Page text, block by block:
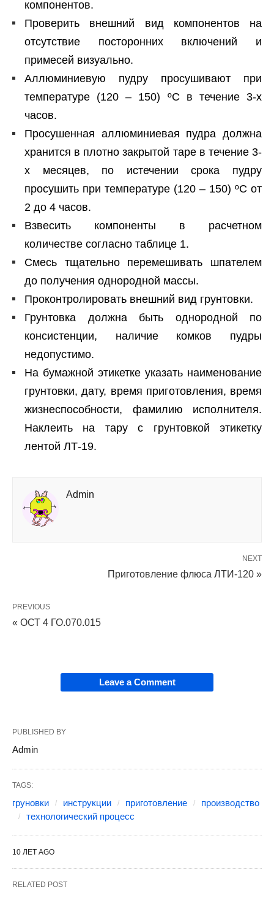
компонентов.
Проверить внешний вид компонентов на
отсутствие посторонних включений и
примесей визуально.
Аллюминиевую пудру просушивают при
температуре (120 – 150) ºС в течение 3-х
часов.
Просушенная аллюминиевая пудра должна
хранится в плотно закрытой таре в течение 3-
х месяцев, по истечении срока пудру
просушить при температуре (120 – 150) ºС от
2 до 4 часов.
Взвесить компоненты в расчетном
количестве согласно таблице 1.
Смесь тщательно перемешивать шпателем
до получения однородной массы.
Проконтролировать внешний вид грунтовки.
Грунтовка должна быть однородной по
консистенции, наличие комков пудры
недопустимо.
На бумажной этикетке указать наименование
грунтовки, дату, время приготовления, время
жизнеспособности, фамилию исполнителя.
Наклеить на тару с грунтовкой этикетку
лентой ЛТ-19.
Admin
NEXT
Приготовление флюса ЛТИ-120 »
PREVIOUS
« ОСТ 4 ГО.070.015
Leave a Comment
PUBLISHED BY
Admin
TAGS:
груновки инструкции приготовление
производство
технологический процесс
10 ЛЕТ AGO
RELATED POST